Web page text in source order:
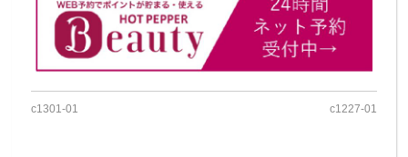
c1301-01 c1227-01